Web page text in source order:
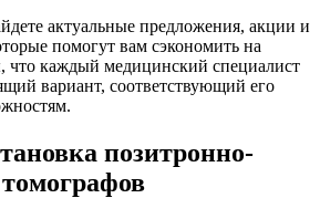
актуальные предложения, акции и
помогут вам сэкономить на
каждый медицинский специалист
вариант, соответствующий его
позитронно-